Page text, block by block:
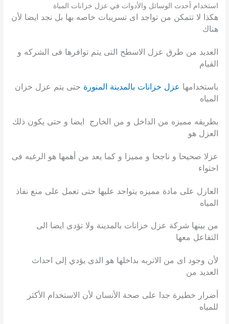
استخدام أحدث الوسائل والأدوات في عزل خزانات المياة
هكذا لا تتمكن من تواجد اى تسريبات خاصه بها بل نجد ايضا لأن
هناك
العديد من طرق عزل الاسطح التى يتم توافرها فى الشركه و
القيام
باستخدامها عزل خزانات بالمدينة المنورة حتى يتم عزل خزان
المياه
بطريقه مميزه من الداخل و من الخارج ايضا و حتى يكون ذلك
العزل هو
عزلا صحيحا و ناجحا و مميزا و كما يعد من أهمها هو الرغبه فى
احتواء
العازل على مادة مميزه يتواجد عليها حتى تعمل على منع نفاذ
المياه
من بينها شركة عزل خزانات بالمدينة ولا تؤدى ايضا الى
التفاعل معها
لأن وجود اى من الاتربه بداخلها هو الذى يؤدي إلى احداث
العديد من
أضرار خطيرة جدا على صحة الأنسان لأن الاستخدام الأكثر
للمياه